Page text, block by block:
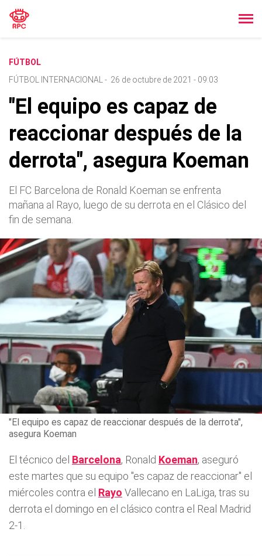
FÚTBOL
FÚTBOL INTERNACIONAL
- 26 de octubre de 2021 - 09:03
"El equipo es capaz de
reaccionar después de la
derrota", asegura Koeman
El FC Barcelona de Ronald Koeman se enfrenta
mañana al Rayo, luego de su derrota en el Clásico del
fin de semana.
"El equipo es capaz de reaccionar después de la derrota",
asegura Koeman
El técnico del Barcelona, Ronald Koeman, aseguró
este martes que su equipo "es capaz de reaccionar" el
miércoles contra el Rayo Vallecano en LaLiga, tras su
derrota el domingo en el clásico contra el Real Madrid
2-1.